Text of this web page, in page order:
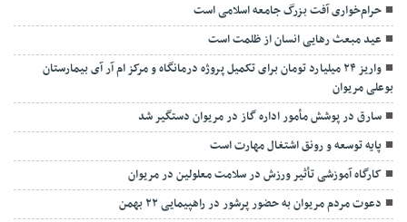
حرام‌خواری آفت بزرگ جامعه اسلامی است
عید مبعث رهایی انسان از ظلمت است
واریز ۲۴ میلیارد تومان برای تکمیل پروژه درمانگاه و مرکز ام آر آی بیمارستان
بوعلی مریوان
سارق در پوشش مأمور اداره گاز در مریوان دستگیر شد
پایه توسعه و رونق اشتغال مهارت است
کارگاه آموزشی تأثیر ورزش در سلامت معلولین در مریوان
دعوت مردم مریوان به حضور پرشور در راهپیمایی ۲۲ بهمن